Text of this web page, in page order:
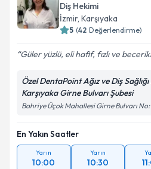
Diş Hekimi
İzmir, Karşıyaka
5 (42 Değerlendirme)
Güler yüzlü, eli hafif, fızlı ve
Özel DentaPoint Ağız ve Diş
Karşıyaka Girne Bulvarı Şubesi
Bahriye Üçok Mahallesi Girne Bulvarı No:
En Yakın Saatler
Yarın
10:00
Yarın
10:30